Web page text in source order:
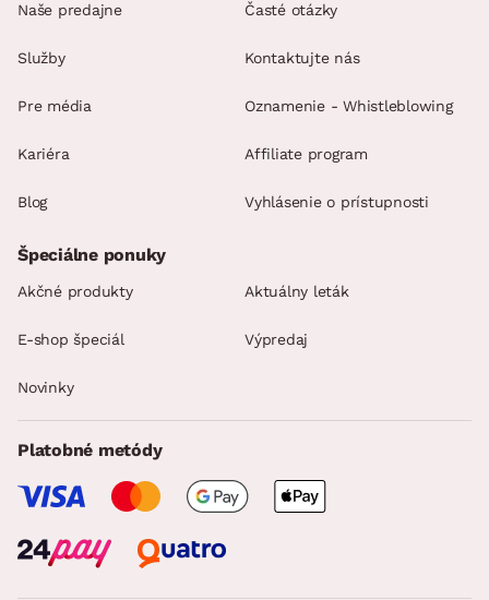
Naše predajne
Služby
Pre média
Kariéra
Blog
Časté otázky
Kontaktujte nás
Oznamenie - Whistleblowing
Affiliate program
Vyhlásenie o prístupnosti
Špeciálne ponuky
Akčné produkty Aktuálny leták
E-shop špeciál Výpredaj
Novinky
Platobné metódy